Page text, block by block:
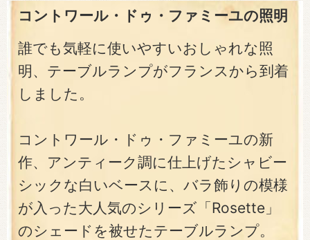
コントワール・ドゥ・ファミーユの照明
誰でも気軽に使いやすいおしゃれな照
明、テーブルランプがフランスから到着
しました。
コントワール・ドゥ・ファミーユの新
作、アンティーク調に仕上げたシャビー
シックな白いベースに、バラ飾りの模様
が入った大人気のシリーズ「Rosette」
のシェードを被せたテーブルランプ。